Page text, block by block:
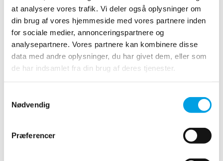
at analysere vores trafik. Vi deler også oplysninger om
din brug af vores hjemmeside med vores partnere inden
for sociale medier, annonceringspartnere og
analysepartnere. Vores partnere kan kombinere disse
data med andre oplysninger, du har givet dem, eller som
de har indsamlet fra din brug af deres tjenester.
Nødvendig
Præferencer
LÆS MERE